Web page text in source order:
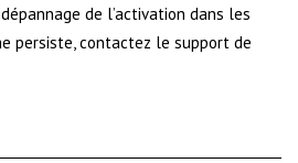
de l’activation dans les
persiste, contactez le support de